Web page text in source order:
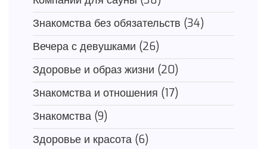
Знакомства без обязательств (34)
Вечера с девушками (26)
Здоровье и образ жизни (20)
Знакомства и отношения (17)
Знакомства (9)
Здоровье и красота (6)